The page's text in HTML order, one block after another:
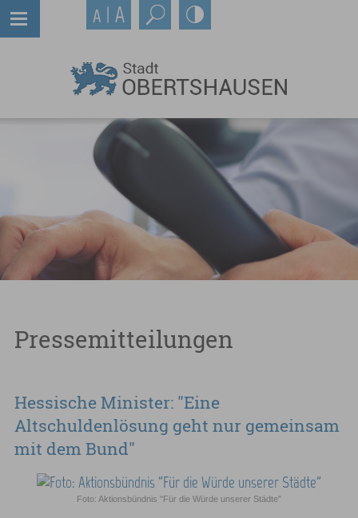
Pressemitteilungen
Hessische Minister: "Eine
Altschuldenlösung geht nur gemeinsam
mit dem Bund"
Foto: Aktionsbündnis "Für die Würde unserer Städte"